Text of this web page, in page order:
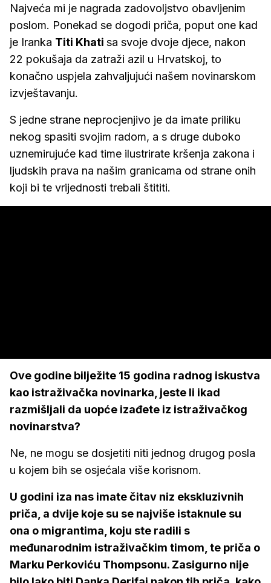
Najveća mi je nagrada zadovoljstvo obavljenim
poslom. Ponekad se dogodi priča, poput one kad
je Iranka Titi Khati sa svoje dvoje djece, nakon
22 pokušaja da zatraži azil u Hrvatskoj, to
konačno uspjela zahvaljujući našem novinarskom
izvještavanju.
S jedne strane neprocjenjivo je da imate priliku
nekog spasiti svojim radom, a s druge duboko
uznemirujuće kad time ilustrirate kršenja zakona i
ljudskih prava na našim granicama od strane onih
koji bi te vrijednosti trebali štititi.
Ove godine bilježite 15 godina radnog iskustva
kao istraživačka novinarka, jeste li ikad
razmišljali da uopće izađete iz istraživačkog
novinarstva?
Ne, ne mogu se dosjetiti niti jednog drugog posla
u kojem bih se osjećala više korisnom.
U godini iza nas imate čitav niz ekskluzivnih
priča, a dvije koje su se najviše istaknule su
ona o migrantima, koju ste radili s
međunarodnim istraživačkim timom, te priča o
Marku Perkoviću Thompsonu. Zasigurno nije